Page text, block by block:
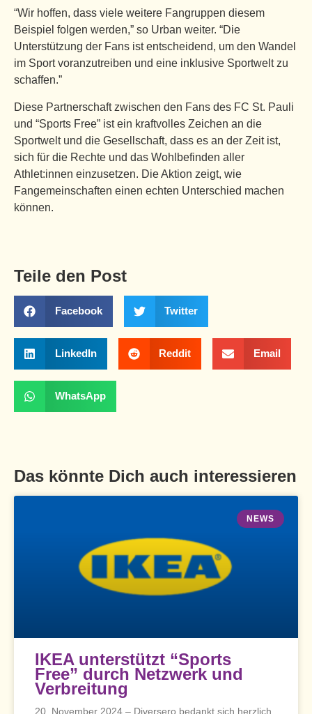
“Wir hoffen, dass viele weitere Fangruppen diesem
Beispiel folgen werden,” so Urban weiter. “Die
Unterstützung der Fans ist entscheidend, um den Wandel
im Sport voranzutreiben und eine inklusive Sportwelt zu
schaffen.”
Diese Partnerschaft zwischen den Fans des FC St. Pauli
und “Sports Free” ist ein kraftvolles Zeichen an die
Sportwelt und die Gesellschaft, dass es an der Zeit ist,
sich für die Rechte und das Wohlbefinden aller
Athlet:innen einzusetzen. Die Aktion zeigt, wie
Fangemeinschaften einen echten Unterschied machen
können.
Teile den Post
Facebook Twitter
LinkedIn Reddit Email
WhatsApp
Das könnte Dich auch interessieren
NEWS
IKEA unterstützt “Sports
Free” durch Netzwerk und
Verbreitung
20. November 2024 – Diversero bedankt sich herzlich